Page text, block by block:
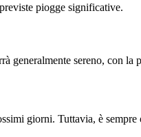
piogge significative.
generalmente sereno, con la
giorni. Tuttavia, è